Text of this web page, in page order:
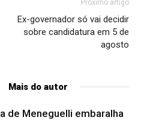
Próximo artigo
Ex-governador só vai decidir
sobre candidatura em 5 de
agosto
Mais do autor
de Meneguelli embaralha